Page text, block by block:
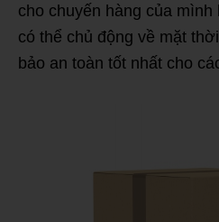
cho chuyến hàng của
có thể chủ động về mặt
bảo an toàn tốt nhất cho